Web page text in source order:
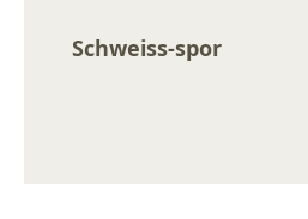
Schweiss-spor